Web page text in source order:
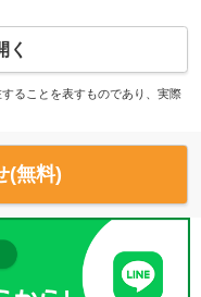
く
ることを表すものであり、実際
(無料)